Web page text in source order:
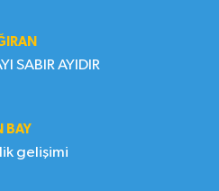
SABIR AYIDIR
BAY
gelişimi